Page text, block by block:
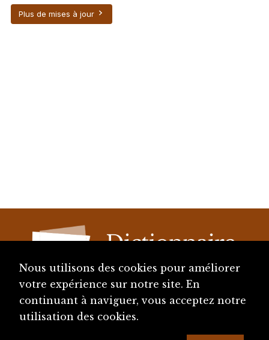
Plus de mises à jour
diju@diju.ch
Nous utilisons des cookies pour améliorer
votre expérience sur notre site. En
continuant à naviguer, vous acceptez notre
utilisation des cookies.